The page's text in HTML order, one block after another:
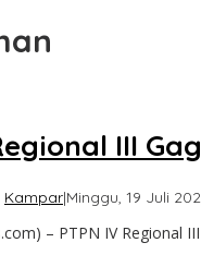
III
Kampar|Minggu, 19 Juli
– PTPN IV Regional